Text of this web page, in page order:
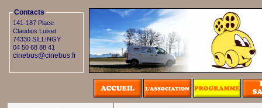
Contacts
141-187 Place
Claudius Luiset
74330 SILLINGY
04 50 68 88 41
cinebus@cinebus.fr